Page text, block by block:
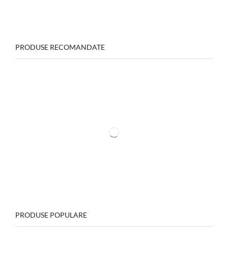
PRODUSE RECOMANDATE
PRODUSE POPULARE